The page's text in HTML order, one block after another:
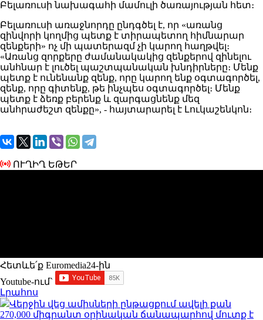
Բելառուսի նախագահի մամուլի ծառայության հետ։
Բելառուսի առաջնորդը ընդգծել է, որ «առանց
զինվորի կողմից պետք է տիրապետող հիմնարար
զենքերի» ոչ մի պատերազմ չի կարող հաղթվել։
«Առանց զորքերը ժամանակակից զենքերով զինելու
անհնար է լուծել պաշտպանական խնդիրները։ Մենք
պետք է ունենանք զենք, որը կարող ենք օգտագործել,
զենք, որը գիտենք, թե ինչպես օգտագործել։ Մենք
պետք է ձեռք բերենք և զարգացնենք մեզ
անհրաժեշտ զենքը», - հայտարարել է Լուկաշենկոն։
ՈՒՂԻՂ ԵԹԵՐ
Հետևե՛ք Euromedia24-ին
Youtube-ում`
Լրահոս
Վերջին վեց ամիսների ընթացքում ավելի քան
270,000 միգրանտ օրինական ճանապարհով մուտք է